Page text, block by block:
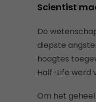
Scientist
De
diepste
hoogtes
Half-Life werd
Om het